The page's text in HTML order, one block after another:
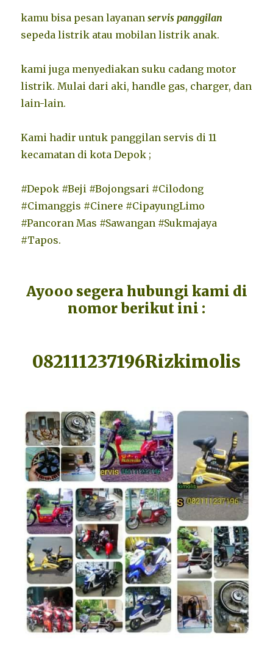
kamu bisa pesan layananservis panggilan
sepeda listrik atau mobilan listrik anak.
kami juga menyediakan suku cadang motor
listrik. Mulai dari aki, handle gas, charger, dan
lain-lain.
Kami hadir untuk panggilan servis di 11
kecamatan di kota Depok ;
#Depok #Beji #Bojongsari #Cilodong
#Cimanggis #Cinere #CipayungLimo
#Pancoran Mas #Sawangan #Sukmajaya
#Tapos.
Ayooo segera hubungi kami di
nomor berikut ini :
082111237196Rizkimolis